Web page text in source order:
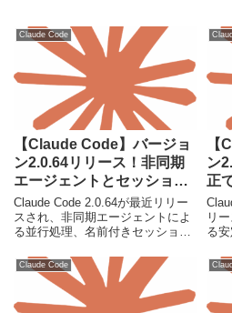
Claude Code
【Claude Code】バージョ
ン2.0.64リリース！非同期
エージェントとセッション
管理を強化【2025年】
Claude Code 2.0.64が最近リリー
スされ、非同期エージェントによ
る並行処理、名前付きセッショ
者の生産性を飛躍的に向上させる
新機能が多数追加されました。最
新のアップデート内容を詳しく解
説します。
【
ン
正
リ
る
Claude Code